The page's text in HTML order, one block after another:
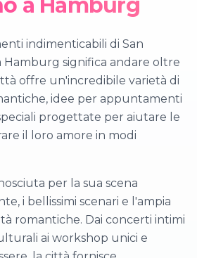
indimenticabili di San
Hamburg significa andare oltre
offre un'incredibile varietà di
idee per appuntamenti
progettate per aiutare le
il loro amore in modi
per la sua scena
i bellissimi scenari e l'ampia
romantiche. Dai concerti intimi
ai workshop unici e